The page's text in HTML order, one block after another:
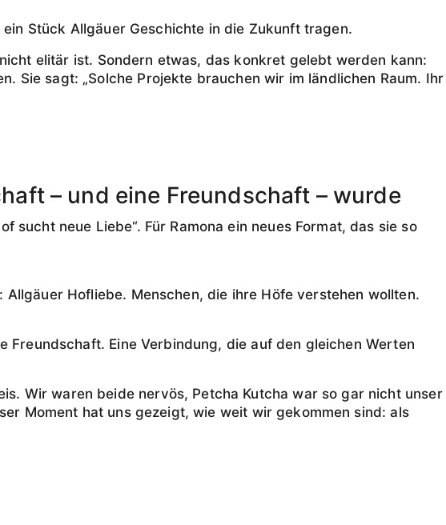
Stück Allgäuer Geschichte in die Zukunft tragen.
elitär ist. Sondern etwas, das konkret gelebt werden kann:
Sie sagt: „Solche Projekte brauchen wir im ländlichen Raum. Ihr
– und eine Freundschaft – wurde
neue Liebe“. Für Ramona ein neues Format, das sie so
Hofliebe. Menschen, die ihre Höfe verstehen wollten.
Eine Verbindung, die auf den gleichen Werten
Wir waren beide nervös, Petcha Kutcha war so gar nicht unser
Moment hat uns gezeigt, wie weit wir gekommen sind: als